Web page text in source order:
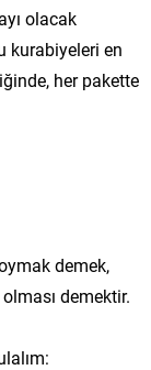
olacak
kurabiyeleri en
her pakette
demek,
demektir.